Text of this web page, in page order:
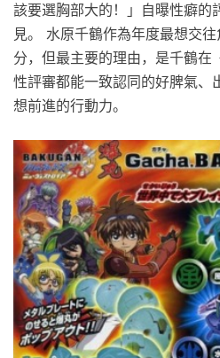
該要選胸部大的！」自曝性癖的
見。 水原千鶴作為年度最想交
分，但最主要的理由，是千鶴在
性評審都能一致認同的好脾氣、
想前進的行動力。